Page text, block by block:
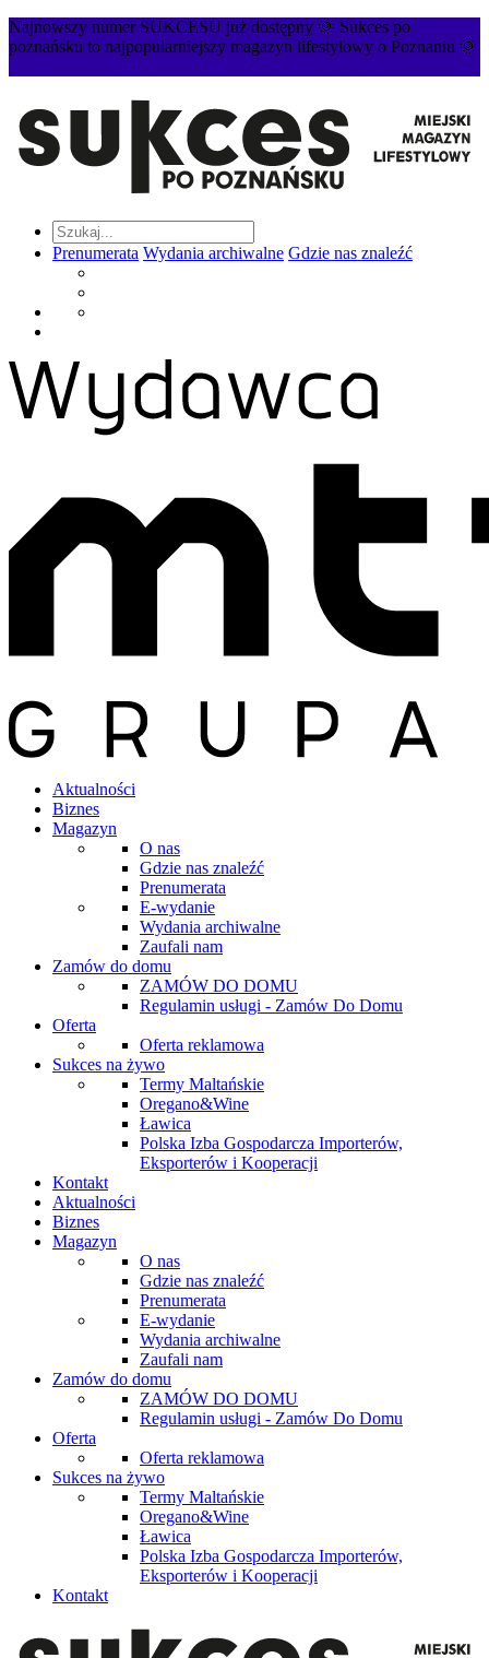
Najnowszy numer SUKCESU już dostępny 🌞 Sukces po
poznańsku to najpopularniejszy magazyn lifestylowy o Poznaniu 🌞
Prenumerata Wydania archiwalne Gdzie nas znaleźć
Aktualności
Biznes
Magazyn
O nas
Gdzie nas znaleźć
Prenumerata
E-wydanie
Wydania archiwalne
Zaufali nam
Zamów do domu
ZAMÓW DO DOMU
Regulamin usługi - Zamów Do Domu
Oferta
Oferta reklamowa
Sukces na żywo
Termy Maltańskie
Oregano&Wine
Ławica
Polska Izba Gospodarcza Importerów,
Eksporterów i Kooperacji
Kontakt
Aktualności
Biznes
Magazyn
O nas
Gdzie nas znaleźć
Prenumerata
E-wydanie
Wydania archiwalne
Zaufali nam
Zamów do domu
ZAMÓW DO DOMU
Regulamin usługi - Zamów Do Domu
Oferta
Oferta reklamowa
Sukces na żywo
Termy Maltańskie
Oregano&Wine
Ławica
Polska Izba Gospodarcza Importerów,
Eksporterów i Kooperacji
Kontakt